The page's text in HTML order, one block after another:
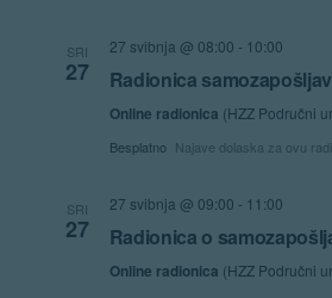
SRI
27
27 svibnja @ 08:00 - 10:00
Radionica
Online radionica (HZZ Područni
Besplatno Najave dolaska za ovu
SRI
27
27 svibnja @ 09:00 - 11:00
Radionica o
Online radionica (HZZ Područni